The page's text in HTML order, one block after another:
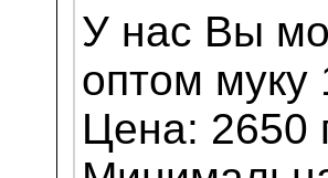
У нас Вы
оптом муку
Цена: 2650